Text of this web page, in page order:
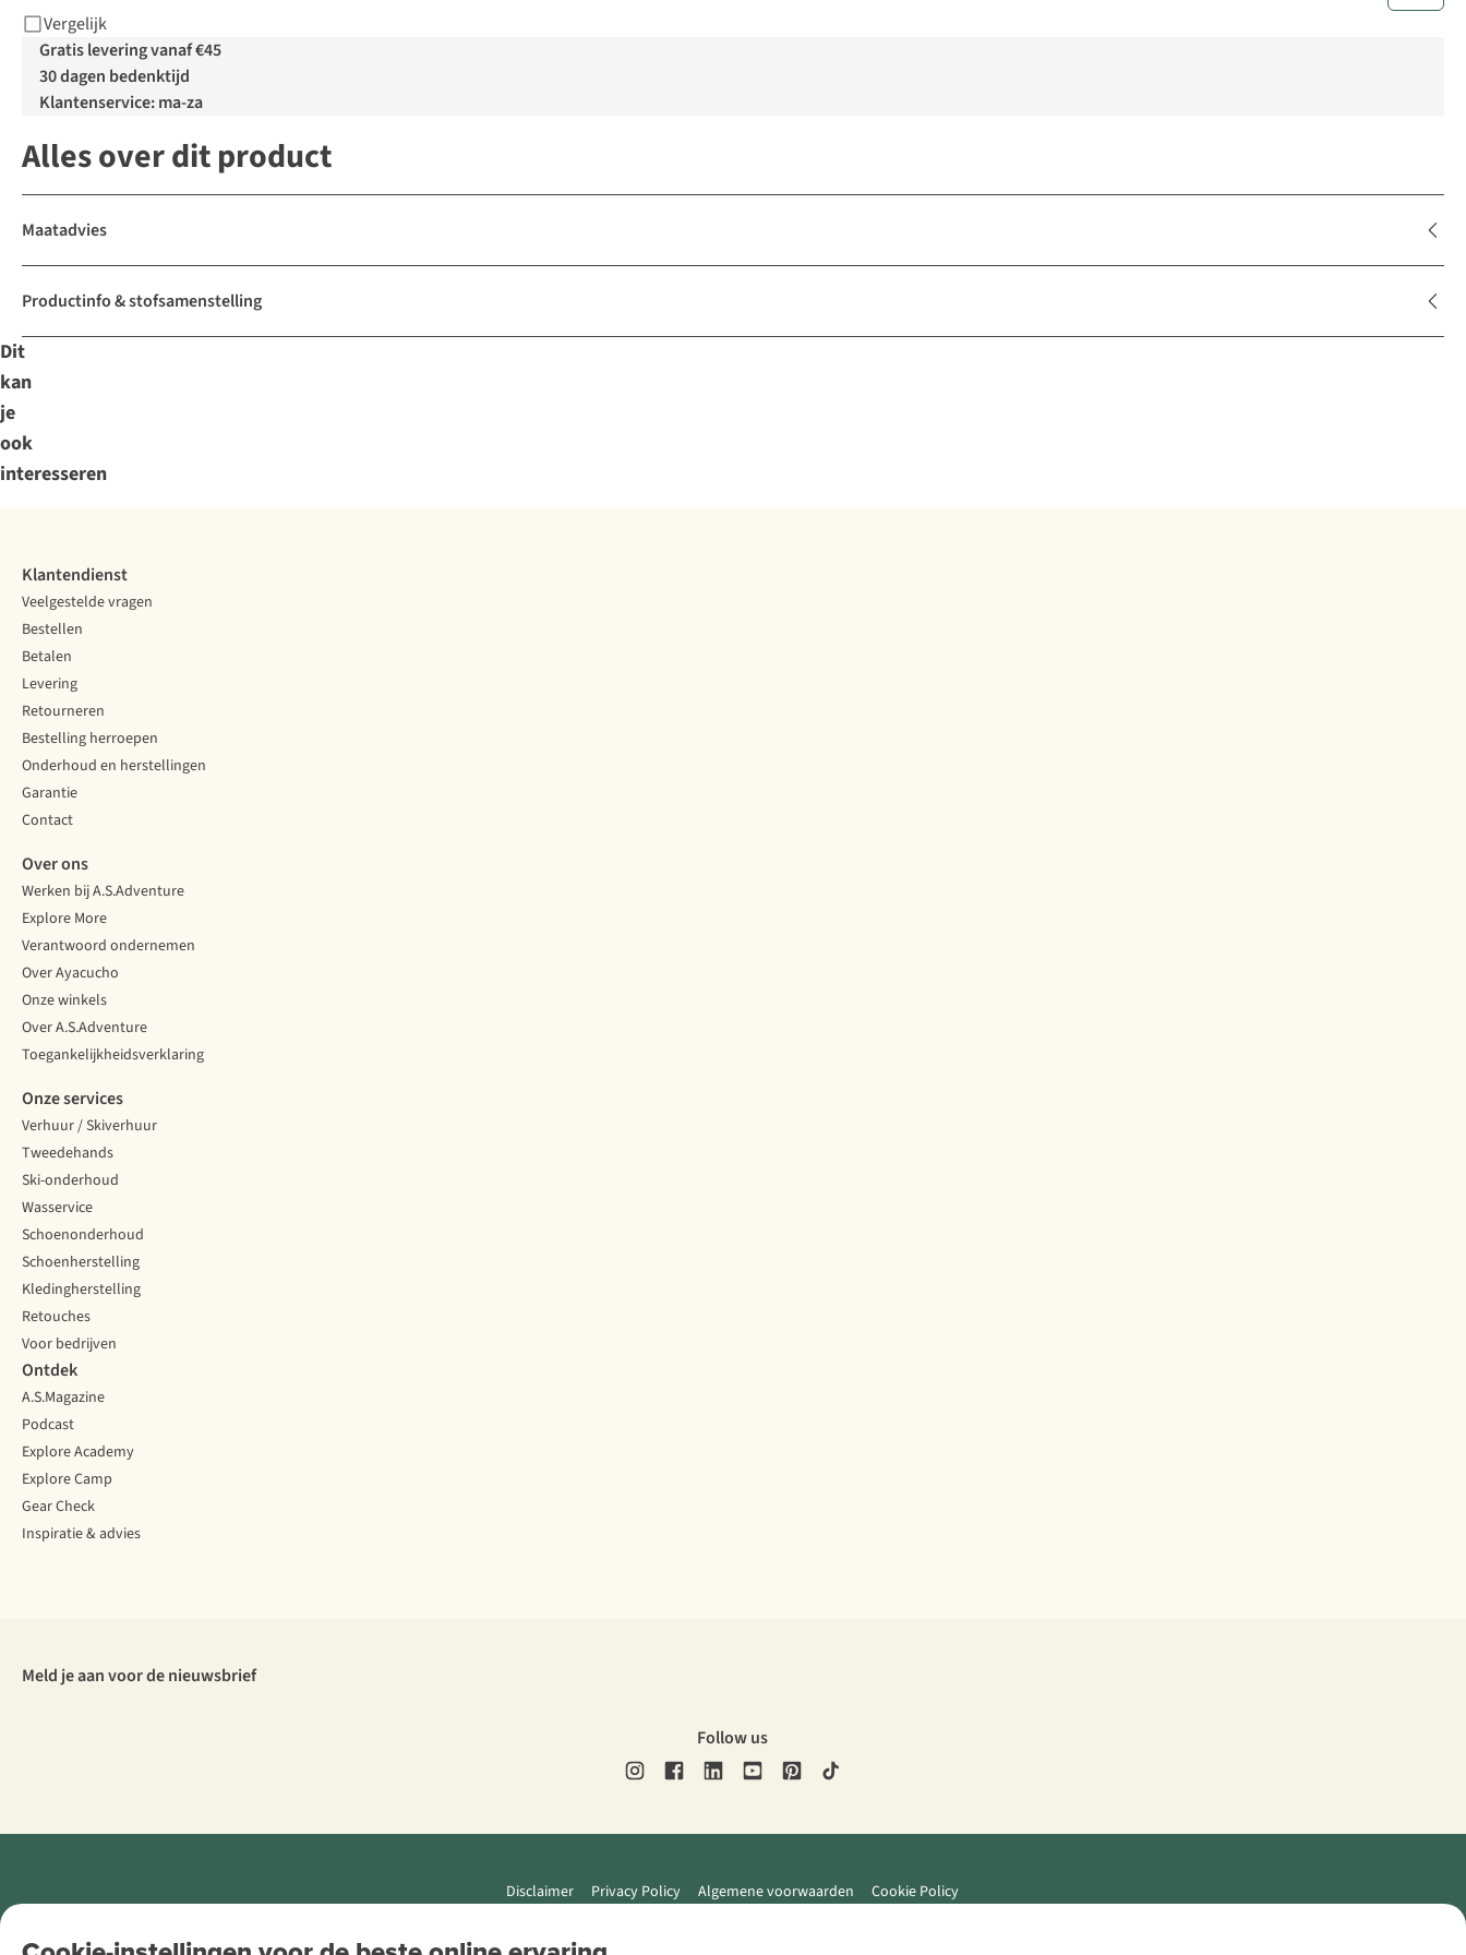
Vergelijk
Gratis levering vanaf €45
30 dagen bedenktijd
Klantenservice: ma-za
Alles over dit product
Maatadvies
Productinfo & stofsamenstelling
Dit
kan
je
ook
interesseren
Klantendienst
Veelgestelde vragen
Bestellen
Betalen
Levering
Retourneren
Bestelling herroepen
Onderhoud en herstellingen
Garantie
Contact
Over ons
Werken bij A.S.Adventure
Explore More
Verantwoord ondernemen
Over Ayacucho
Onze winkels
Over A.S.Adventure
Toegankelijkheidsverklaring
Onze services
Verhuur / Skiverhuur
Tweedehands
Ski-onderhoud
Wasservice
Schoenonderhoud
Schoenherstelling
Kledingherstelling
Retouches
Voor bedrijven
Ontdek
A.S.Magazine
Podcast
Explore Academy
Explore Camp
Gear Check
Inspiratie & advies
Meld je aan voor de nieuwsbrief
Follow us
Disclaimer Privacy Policy Algemene voorwaarden Cookie Policy
Retail Concepts